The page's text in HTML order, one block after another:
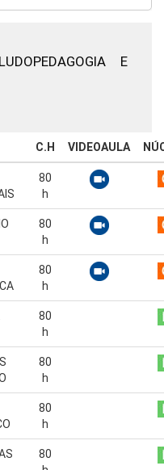
LUDOPEDAGOGIA E
C.H VIDEOAULA
80
h
80
h
80
h
80
h
80
h
80
h
80